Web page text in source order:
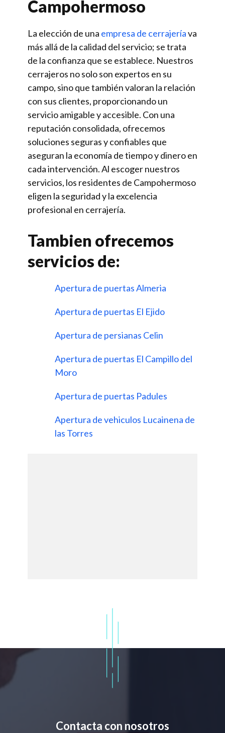
Campohermoso
La elección de una empresa de cerrajeríava
más allá de la calidad del servicio; se trata
de la confianza que se establece. Nuestros
cerrajeros no solo son expertos en su
campo, sino que también valoran la relación
con sus clientes, proporcionando un
servicio amigable y accesible. Con una
reputación consolidada, ofrecemos
soluciones seguras y confiables que
aseguran la economía de tiempo y dinero en
cada intervención. Al escoger nuestros
servicios, los residentes de Campohermoso
eligen la seguridad y la excelencia
profesional en cerrajería.
Tambien ofrecemos
servicios de:
Apertura de puertas Almeria
Apertura de puertas El Ejido
Apertura de persianas Celin
Apertura de puertas El Campillo del
Moro
Apertura de puertas Padules
Apertura de vehiculos Lucainena de
las Torres
Contacta con nosotros